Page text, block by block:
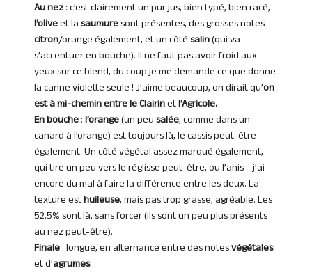
Au nez: c’est clairement un pur jus, bien typé, bien racé,
l’oliveet lasaumuresont présentes, des grosses notes
citron/orange également, et un côtésalin(qui va
s’accentuer en bouche). Il ne faut pas avoir froid aux
yeux sur ce blend, du coup je me demande ce que donne
la canne violette seule ! J’aime beaucoup, on dirait qu’on
est à mi-chemin entre leClairinetl’Agricole.
En bouche:l’orange(un peusalée, comme dans un
canard à l’orange) est toujours là, le cassis peut-être
également. Un côté végétal assez marqué également,
qui tire un peu vers le réglisse peut-être, ou l’anis – j’ai
encore du mal à faire la différence entre les deux. La
texture esthuileuse, mais pas trop grasse, agréable. Les
52.5% sont là, sans forcer (ils sont un peu plus présents
au nez peut-être).
Finale: longue, en alternance entre des notesvégétales
et d’agrumes.